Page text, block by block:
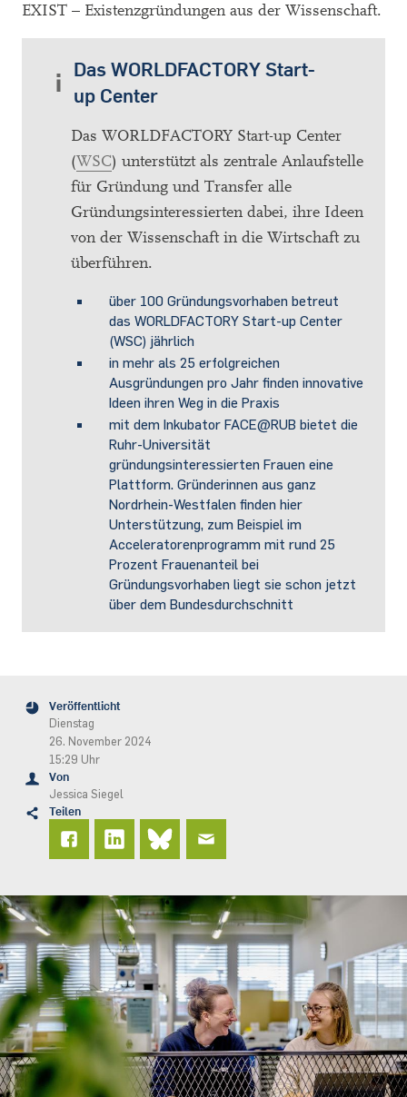
EXIST – Existenzgründungen aus der Wissenschaft.
Das WORLDFACTORY Start-
up Center
Das WORLDFACTORY Start-up Center
(WSC) unterstützt als zentrale Anlaufstelle
für Gründung und Transfer alle
Gründungsinteressierten dabei, ihre Ideen
von der Wissenschaft in die Wirtschaft zu
überführen.
über 100 Gründungsvorhaben betreut
das WORLDFACTORY Start-up Center
(WSC) jährlich
in mehr als 25 erfolgreichen
Ausgründungen pro Jahr finden innovative
Ideen ihren Weg in die Praxis
mit dem Inkubator FACE@RUB bietet die
Ruhr-Universität
gründungsinteressierten Frauen eine
Plattform. Gründerinnen aus ganz
Nordrhein-Westfalen finden hier
Unterstützung, zum Beispiel im
Acceleratorenprogramm mit rund 25
Prozent Frauenanteil bei
Gründungsvorhaben liegt sie schon jetzt
über dem Bundesdurchschnitt
Veröffentlicht
Dienstag
26. November 2024
15:29 Uhr
Von
Jessica Siegel
Teilen